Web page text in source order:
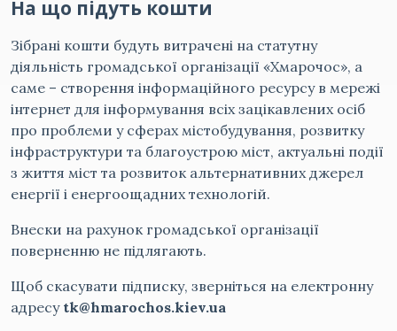
На що підуть кошти
Зібрані кошти будуть витрачені на статутну
діяльність громадської організації «Хмарочос», а
саме – створення інформаційного ресурсу в мережі
інтернет для інформування всіх зацікавлених осіб
про проблеми у сферах містобудування, розвитку
інфраструктури та благоустрою міст, актуальні події
з життя міст та розвиток альтернативних джерел
енергії і енергоощадних технологій.
Внески на рахунок громадської організації
поверненню не підлягають.
Щоб скасувати підписку, зверніться на електронну
адресу tk@hmarochos.kiev.ua